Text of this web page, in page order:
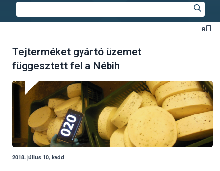
Tejterméket gyártó üzemet
függesztett fel a Nébih
2018. július 10, kedd